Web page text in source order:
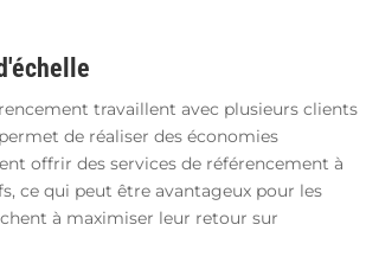
travaillent avec plusieurs clients
de réaliser des économies
offrir des services de référencement à
ce qui peut être avantageux pour les
à maximiser leur retour sur